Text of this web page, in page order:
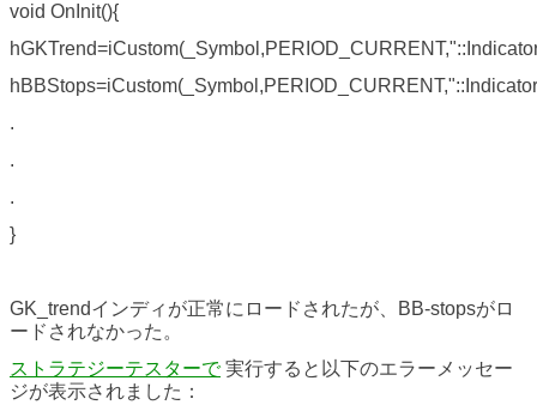
void OnInit(){
.
.
.
}
GK_trendインディが正常にロードされたが、BB-stopsがロ
ードされなかった。
ストラテジーテスターで実行すると以下のエラーメッセー
ジが表示されました：